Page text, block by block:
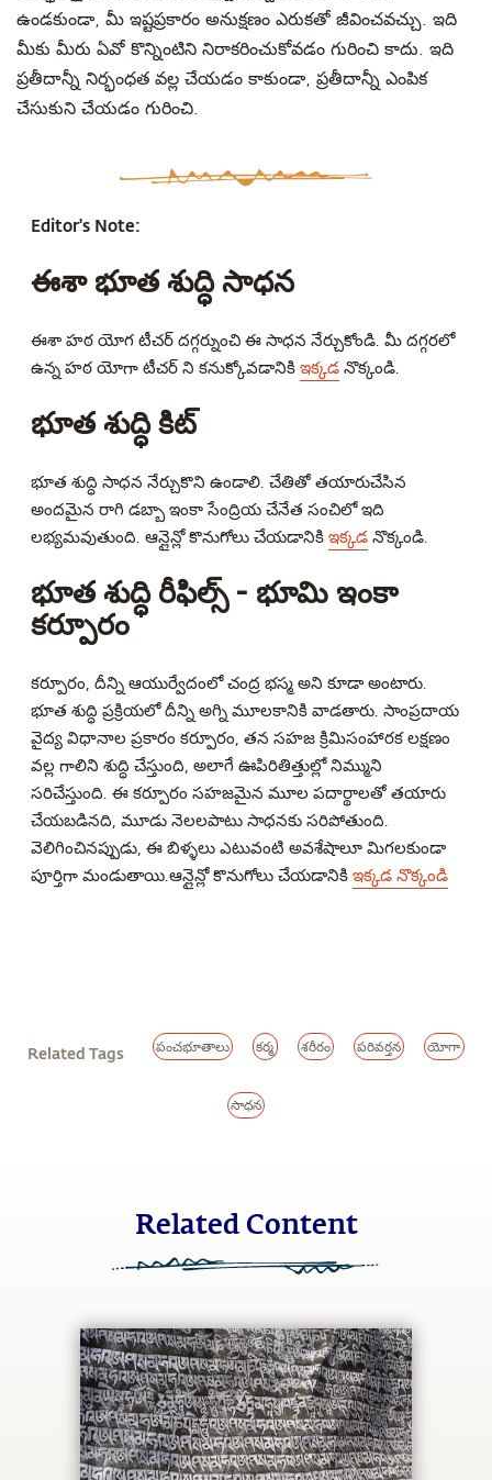
ఉండకుండా, మీ ఇష్టప్రకారం అనుక్షణం ఎరుకతో జీవించవచ్చు. ఇది
మీకు మీరు ఏవో కొన్నింటిని నిరాకరించుకోవడం గురించి కాదు. ఇది
ప్రతీదాన్నీ నిర్భంధత వల్ల చేయడం కాకుండా, ప్రతీదాన్నీ ఎంపిక
చేసుకుని చేయడం గురించి.
Editor's Note:
ఈశా భూత శుద్ధి సాధన
ఈశా హఠ యోగ టీచర్ దగ్గర్నుంచి ఈ సాధన నేర్చుకోండి. మీ దగ్గరలో
ఉన్న హఠ యోగా టీచర్ ని కనుక్కోవడానికి ఇక్కడనొక్కండి.
భూత శుద్ధి కిట్
భూత శుద్ధి సాధన నేర్చుకొని ఉండాలి. చేతితో తయారుచేసిన
అందమైన రాగి డబ్బా ఇంకా సేంద్రియ చేనేత సంచిలో ఇది
లభ్యమవుతుంది. ఆన్లైన్లో కొనుగోలు చేయడానికి ఇక్కడనొక్కండి.
భూత శుద్ధి రీఫిల్స్ - భూమి ఇంకా
కర్పూరం
కర్పూరం, దీన్ని ఆయుర్వేదంలో చంద్ర భస్మ అని కూడా అంటారు.
భూత శుద్ధి ప్రక్రియలో దీన్ని అగ్ని మూలకానికి వాడతారు. సాంప్రదాయ
వైద్య విధానాల ప్రకారం కర్పూరం, తన సహజ క్రిమిసంహారక లక్షణం
వల్ల గాలిని శుద్ధి చేస్తుంది, అలాగే ఊపిరితిత్తుల్లో నిమ్ముని
సరిచేస్తుంది. ఈ కర్పూరం సహజమైన మూల పదార్థాలతో తయారు
చేయబడినది, మూడు నెలలపాటు సాధనకు సరిపోతుంది.
వెలిగించినప్పుడు, ఈ బిళ్ళలు ఎటువంటి అవశేషాలూ మిగలకుండా
పూర్తిగా మండుతాయి.ఆన్లైన్లో కొనుగోలు చేయడానికి ఇక్కడ నొక్కండి
Related Tags పంచభూతాలు కర్మ శరీరం పరివర్తన యోగా
సాధన
Related Content